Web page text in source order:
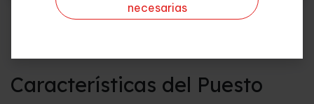
puestos de trabajo.
Características del Puesto
necesarias